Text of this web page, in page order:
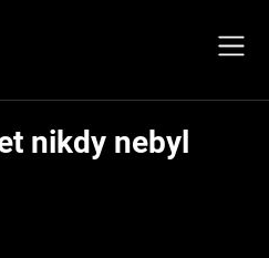
nikdy nebyl